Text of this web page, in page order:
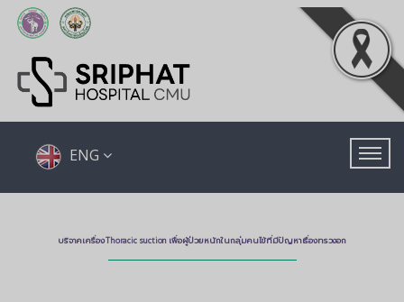
ENG
บริจาคเครื่อง Thoracic suction เพื่อผู้ป่วยหนักในกลุ่มคนไข้ที่มีปัญหาเรื่องทรวงอก